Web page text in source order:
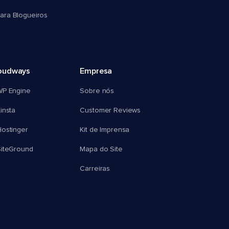
Blogueiros
Engine
Empresa
Sobre nós
Customer Reviews
Kit de Imprensa
Mapa do Site
Carreiras